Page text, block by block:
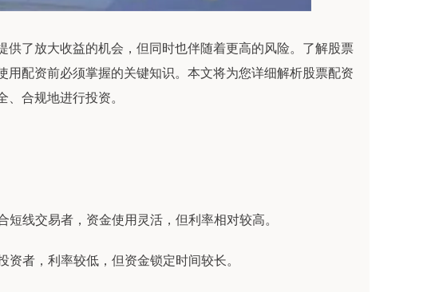
了放大收益的机会，但同时也伴随着更高的风险。了解股票
配资前必须掌握的关键知识。本文将为您详细解析股票配资
合规地进行投资。
线交易者，资金使用灵活，但利率相对较高。
者，利率较低，但资金锁定时间较长。